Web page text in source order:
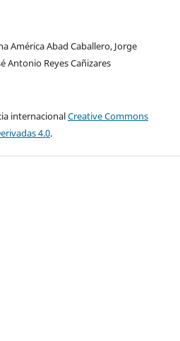
América Abad Caballero, Jorge
Antonio Reyes Cañizares
internacionalCreative Commons
4.0.